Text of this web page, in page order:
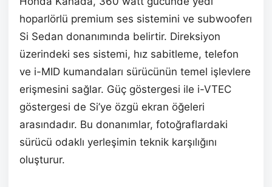
hoparlörlü premium ses sistemini ve subwooferı
Si Sedan donanımında belirtir. Direksiyon
üzerindeki ses sistemi, hız sabitleme, telefon
ve i-MID kumandaları sürücünün temel işlevlere
erişmesini sağlar. Güç göstergesi ile i-VTEC
göstergesi de Si’ye özgü ekran öğeleri
arasındadır. Bu donanımlar, fotoğraflardaki
sürücü odaklı yerleşimin teknik karşılığını
oluşturur.